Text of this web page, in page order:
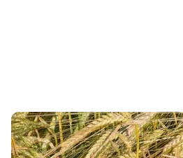
Orge de printemps : nos